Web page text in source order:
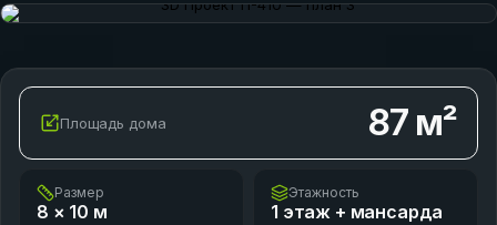
Площадь дома 87м²
Размер
8 × 10 м
Этажность
1 этаж + мансарда